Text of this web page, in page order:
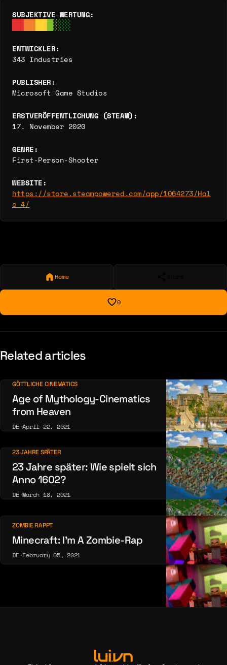
SUBJEKTIVE WERTUNG:
ENTWICKLER:
343 Industries
PUBLISHER:
Microsoft Game Studios
ERSTVERÖFFENTLICHUNG (STEAM):
17. November 2020
GENRE:
First-Person-Shooter
WEBSITE:
https://store.steampowered.com/app/1064273/Hal
o_4/
Home
0
Related articles
GÖTTLICHE CINEMATICS
Age of Mythology-Cinematics
from Heaven
DE·April 22, 2021
23 JAHRE SPÄTER
23 Jahre später: Wie spielt sich
Anno 1602?
DE·March 18, 2021
ZOMBIE RAPPT
Minecraft: I’m A Zombie-Rap
DE·February 05, 2021